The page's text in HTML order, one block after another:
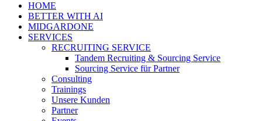
HOME
BETTER WITH AI
MIDGARDONE
SERVICES
RECRUITING SERVICE
Tandem Recruiting & Sourcing Service
Sourcing Service für Partner
Consulting
Trainings
Unsere Kunden
Partner